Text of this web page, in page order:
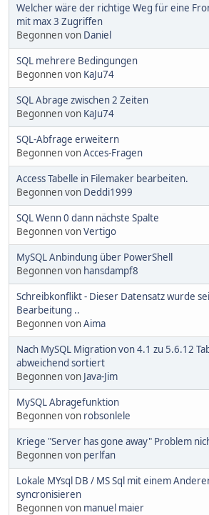
Welcher wäre der richtige Weg für eine
mit max 3 Zugriffen
Begonnen von Daniel
SQL mehrere Bedingungen
Begonnen von KaJu74
SQL Abrage zwischen 2 Zeiten
Begonnen von KaJu74
SQL-Abfrage erweitern
Begonnen vonAcces-Fragen
Access Tabelle in Filemaker bearbeiten.
Begonnen von Deddi1999
SQL Wenn 0 dann nächste Spalte
Begonnen vonVertigo
MySQL Anbindung über PowerShell
Begonnen von hansdampf8
Schreibkonflikt - Dieser Datensatz wurde
Bearbeitung ..
Begonnen vonAima
Nach MySQL Migration von 4.1 zu 5.6.12
abweichend sortiert
Begonnen von Java-Jim
MySQL Abragefunktion
Begonnen von robsonlele
Kriege "Server has gone away" Problem
Begonnen von perlfan
Lokale MYsql DB / MS Sql mit einem
syncronisieren
Begonnen von manuel maier